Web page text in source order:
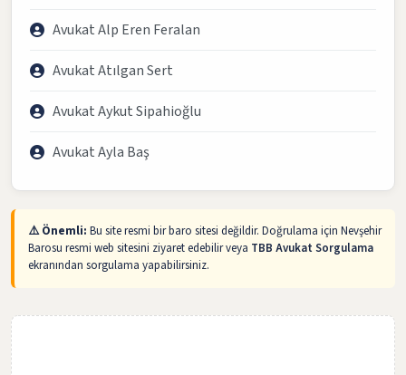
Avukat Alp Eren Feralan
Avukat Atılgan Sert
Avukat Aykut Sipahioğlu
Avukat Ayla Baş
⚠️ Önemli: Bu site resmi bir baro sitesi değildir. Doğrulama için Nevşehir
Barosu resmi web sitesini ziyaret edebilir veya TBB Avukat Sorgulama
ekranından sorgulama yapabilirsiniz.